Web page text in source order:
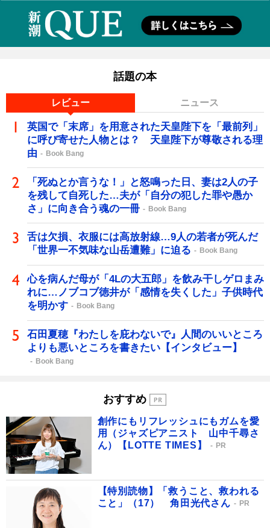
話題の本
レビュー ニュース
英国で「末席」を用意された天皇陛下を「最前列」
に呼び寄せた人物とは？ 天皇陛下が尊敬される理
由
Book Bang
「死ぬとか言うな！」と怒鳴った日、妻は2人の子
を残して自死した…夫が「自分の犯した罪や愚か
さ」に向き合う魂の一冊
Book Bang
舌は欠損、衣服には高放射線…9人の若者が死んだ
「世界一不気味な山岳遭難」に迫る
Book Bang
心を病んだ母が「4Lの大五郎」を飲み干しゲロまみ
れに…ノブコブ徳井が「感情を失くした」子供時代
を明かす
Book Bang
石田夏穂『わたしを庇わないで』人間のいいところ
よりも悪いところを書きたい【インタビュー】
Book Bang
おすすめ
創作にもリフレッシュにもガムを愛
用（ジャズピアニスト 山中千尋さ
ん）【LOTTE TIMES】
PR
【特別読物】「救うこと、救われる
こと」（17） 角田光代さん
PR